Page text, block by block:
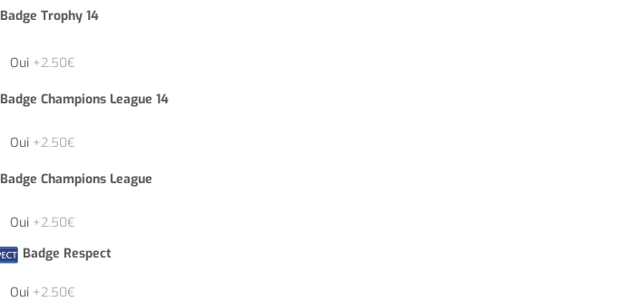
Badge Trophy 14
Oui +2.50€
Badge Champions League 14
Oui +2.50€
Badge Champions League
Oui +2.50€
Badge Respect
Oui +2.50€